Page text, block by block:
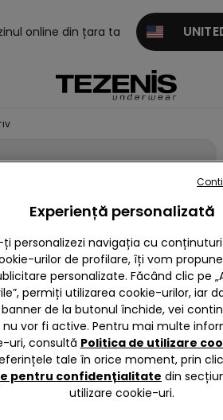
online din țara ta
Experiență personalizată
personalizezi navigația cu
urilor de profilare, îți vom
personalizate. Făcând clic pe
permiți utilizarea cookie-urilor, iar
de la butonul închide, vei
vor fi active. Pentru mai multe
uri, consultă Politica de utilizare
tale în orice moment, prin
pentru confidențialitate din
utilizare cookie-uri.